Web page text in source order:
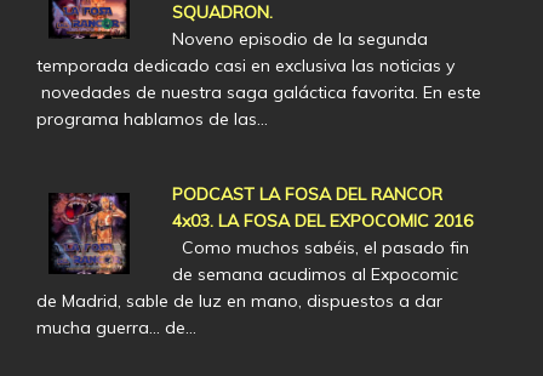
SQUADRON.
Noveno episodio de la segunda
temporada dedicado casi en exclusiva las noticias y
novedades de nuestra saga galáctica favorita. En este
programa hablamos de las…
PODCAST LA FOSA DEL RANCOR
4x03. LA FOSA DEL EXPOCOMIC 2016
Como muchos sabéis, el pasado fin
de semana acudimos al Expocomic
de Madrid, sable de luz en mano, dispuestos a dar
mucha guerra... de…